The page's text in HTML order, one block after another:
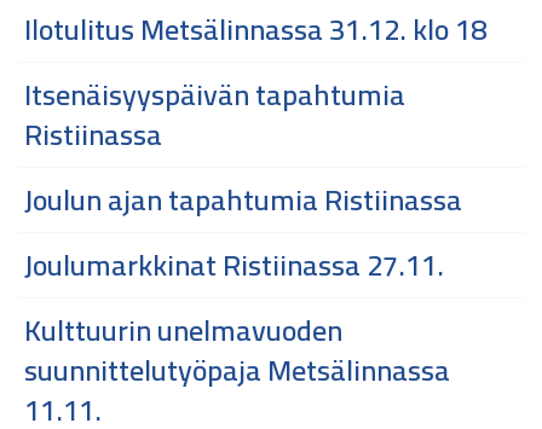
Ilotulitus Metsälinnassa 31.12. klo 18
Itsenäisyyspäivän tapahtumia
Ristiinassa
Joulun ajan tapahtumia Ristiinassa
Joulumarkkinat Ristiinassa 27.11.
Kulttuurin unelmavuoden
suunnittelutyöpaja Metsälinnassa
11.11.